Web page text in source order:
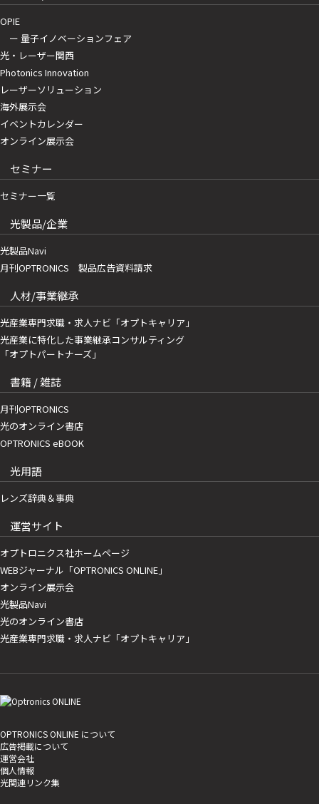
OPIE
ー 量子イノベーションフェア
光・レーザー関西
Photonics Innovation
レーザーソリューション
海外展示会
イベントカレンダー
オンライン展示会
セミナー
セミナー一覧
光製品/企業
光製品Navi
月刊OPTRONICS 製品広告資料請求
人材/事業継承
光産業専門求職・求人ナビ「オプトキャリア」
光産業に特化した事業継承コンサルティング
「オプトパートナーズ」
書籍 / 雑誌
月刊OPTRONICS
光のオンライン書店
OPTRONICS eBOOK
光用語
レンズ辞典＆事典
運営サイト
オプトロニクス社ホームページ
WEBジャーナル「OPTRONICS ONLINE」
オンライン展示会
光製品Navi
光のオンライン書店
光産業専門求職・求人ナビ「オプトキャリア」
OPTRONICS ONLINE について
広告掲載について
運営会社
個人情報
光関連リンク集